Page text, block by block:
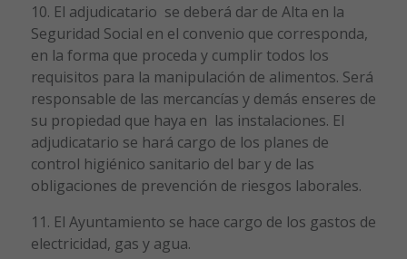
10. El adjudicatario se deberá dar de Alta en la
Seguridad Social en el convenio que corresponda,
en la forma que proceda y cumplir todos los
requisitos para la manipulación de alimentos. Será
responsable de las mercancías y demás enseres de
su propiedad que haya en las instalaciones. El
adjudicatario se hará cargo de los planes de
control higiénico sanitario del bar y de las
obligaciones de prevención de riesgos laborales.
11. El Ayuntamiento se hace cargo de los gastos de
electricidad, gas y agua.